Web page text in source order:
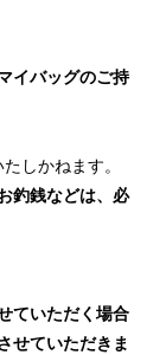
イバッグのご持
しかねます。
釣銭などは、必
ていただく場合
せていただきま